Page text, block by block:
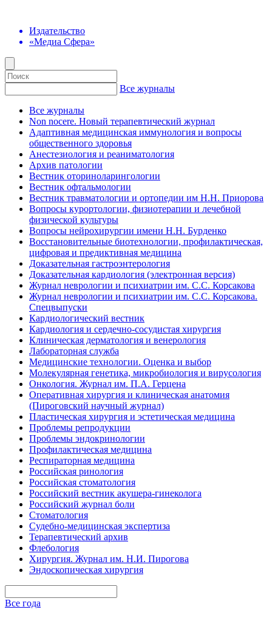
Издательство
«Медиа Сфера»
Все журналы
Все журналы
Non nocere. Новый терапевтический журнал
Адаптивная медицинская иммунология и вопросы
общественного здоровья
Анестезиология и реаниматология
Архив патологии
Вестник оториноларингологии
Вестник офтальмологии
Вестник травматологии и ортопедии им Н.Н. Приорова
Вопросы курортологии, физиотерапии и лечебной
физической культуры
Вопросы нейрохирургии имени Н.Н. Бурденко
Восстановительные биотехнологии, профилактическая,
цифровая и предиктивная медицина
Доказательная гастроэнтерология
Доказательная кардиология (электронная версия)
Журнал неврологии и психиатрии им. С.С. Корсакова
Журнал неврологии и психиатрии им. С.С. Корсакова.
Спецвыпуски
Кардиологический вестник
Кардиология и сердечно-сосудистая хирургия
Клиническая дерматология и венерология
Лабораторная служба
Медицинские технологии. Оценка и выбор
Молекулярная генетика, микробиология и вирусология
Онкология. Журнал им. П.А. Герцена
Оперативная хирургия и клиническая анатомия
(Пироговский научный журнал)
Пластическая хирургия и эстетическая медицина
Проблемы репродукции
Проблемы эндокринологии
Профилактическая медицина
Респираторная медицина
Российская ринология
Российская стоматология
Российский вестник акушера-гинеколога
Российский журнал боли
Стоматология
Судебно-медицинская экспертиза
Терапевтический архив
Флебология
Хирургия. Журнал им. Н.И. Пирогова
Эндоскопическая хирургия
Все года